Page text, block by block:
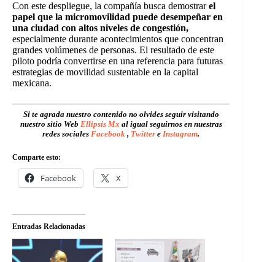
Con este despliegue, la compañía busca demostrarel
papel que la micromovilidad puede desempeñar en
una ciudad con altos niveles de congestión,
especialmente durante acontecimientos que concentran
grandes volúmenes de personas. El resultado de este
piloto podría convertirse en una referencia para futuras
estrategias de movilidad sustentable en la capital
mexicana.
Si te agrada nuestro contenido no olvides seguir visitando
nuestro sitio Web Ellipsis Mx al igual seguirnos en nuestras
redes socialesFacebook , Twitter eInstagram.
Comparte esto:
Facebook X
Entradas Relacionadas